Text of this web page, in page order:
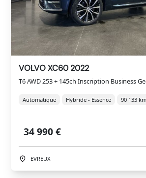
VOLVO XC60 2022
T6 AWD 253 + 145ch Inscription Business
Automatique Hybride - Essence 90 133 km
34 990 €
EVREUX